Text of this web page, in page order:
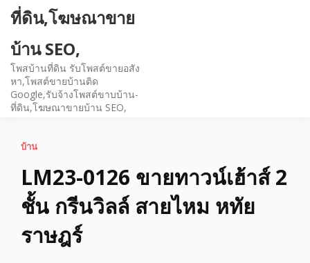
ที่ดิน,โฆษณาขาย
บ้าน SEO,
โพสบ้านที่ดิน รับโพสต์ขายอสัง
หา,โพสต์ขายบ้านติด
Google,รับจ้างโพสต์ขาบบ้าน-
ที่ดิน,โฆษณาขายบ้าน SEO,
บ้าน
LM23-0126 ขายทาวน์เฮ้าส์ 2
ชั้น กรีนวิลล์ สายไหม หทัย
ราษฎร์